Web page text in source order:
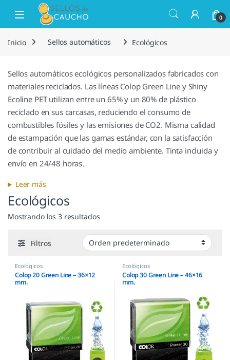
Saltar a la navegación
Saltar al contenido
Open 0
Inicio Sellos automáticos Ecológicos
Sellos automáticos ecológicos personalizados fabricados con
materiales reciclados. Las líneas Colop Green Line y Shiny
Ecoline PET utilizan entre un 65% y un 80% de plástico
reciclado en sus carcasas, reduciendo el consumo de
combustibles fósiles y las emisiones de CO2. Misma calidad
de estampación que las gamas estándar, con la satisfacción
de contribuir al cuidado del medio ambiente. Tinta incluida y
envío en 24/48 horas.
Leer más
Ecológicos
Mostrando los 3 resultados
Filtros
Ecológicos
Colop 20 Green Line – 36×12
mm.
Ecológicos
Colop 30 Green Line – 46×16
mm.